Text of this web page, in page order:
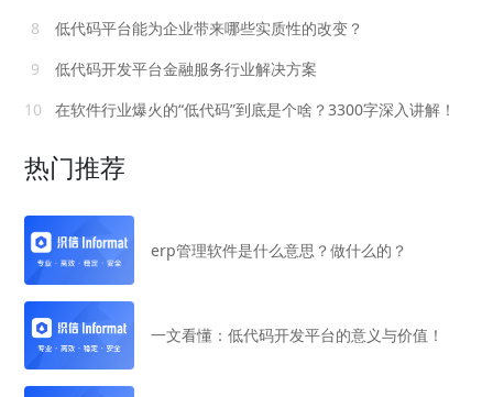
8
低代码平台能为企业带来哪些实质性的改变？
9
低代码开发平台金融服务行业解决方案
10
在软件行业爆火的“低代码”到底是个啥？3300字深入讲解！
热门推荐
erp管理软件是什么意思？做什么的？
一文看懂：低代码开发平台的意义与价值！